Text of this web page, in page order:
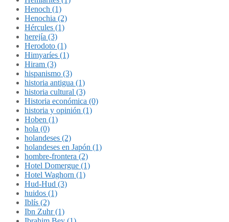
Henoch (1)
Henochia (2)
Hércules (1)
herejía (3)
Herodoto (1)
Himyaríes (1)
Hiram (3)
hispanismo (3)
historia antigua (1)
historia cultural (3)
Historia económica (0)
historia y opinión (1)
Hoben (1)
hola (0)
holandeses (2)
holandeses en Japón (1)
hombre-frontera (2)
Hotel Domergue (1)
Hotel Waghorn (1)
Hud-Hud (3)
huidos (1)
Iblís (2)
Ibn Zuhr (1)